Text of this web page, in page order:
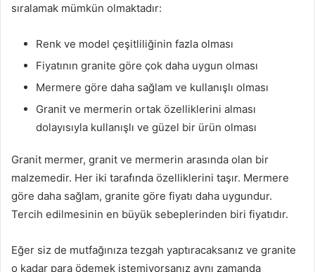
sıralamak mümkün olmaktadır:
Renk ve model çeşitliliğinin fazla olması
Fiyatının granite göre çok daha uygun olması
Mermere göre daha sağlam ve kullanışlı olması
Granit ve mermerin ortak özelliklerini alması
dolayısıyla kullanışlı ve güzel bir ürün olması
Granit mermer, granit ve mermerin arasında olan bir
malzemedir. Her iki tarafında özelliklerini taşır. Mermere
göre daha sağlam, granite göre fiyatı daha uygundur.
Tercih edilmesinin en büyük sebeplerinden biri fiyatıdır.
Eğer siz de mutfağınıza tezgah yaptıracaksanız ve granite
o kadar para ödemek istemiyorsanız aynı zamanda